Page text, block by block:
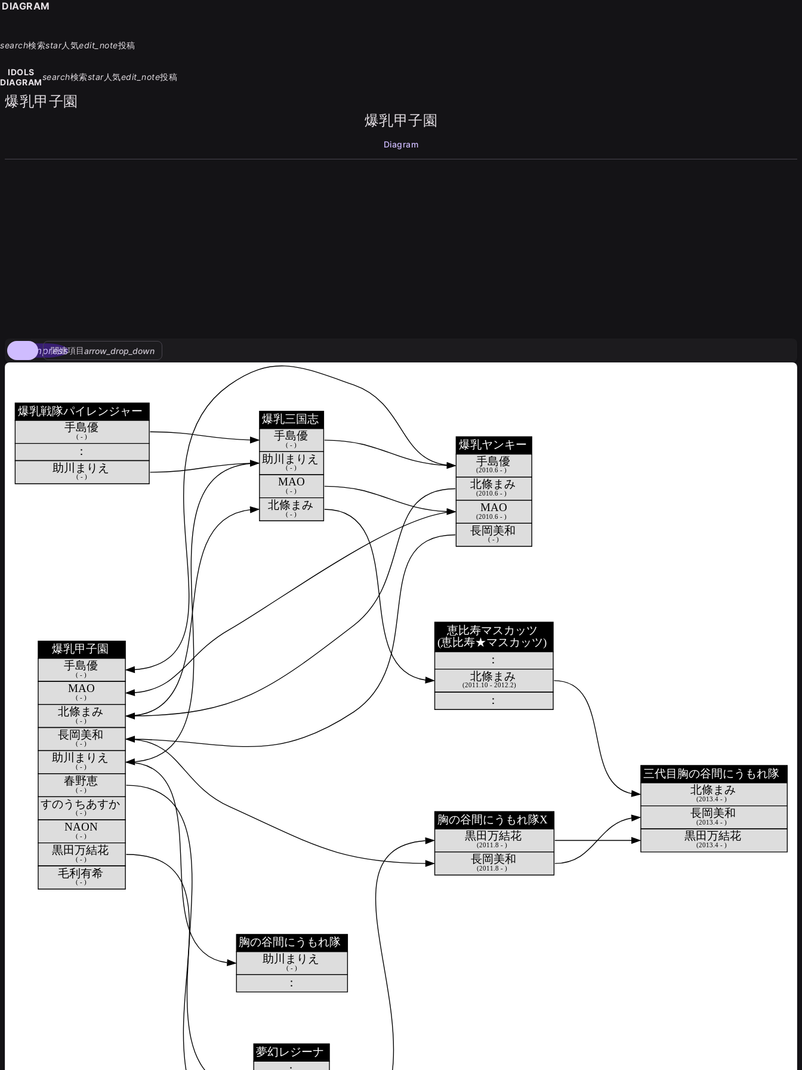
search検索star人気edit_note投稿
IDOLS
DIAGRAM
search検索star人気edit_note投稿
爆乳甲子園
爆乳甲子園
Diagram
compress
関連項目arrow_drop_down